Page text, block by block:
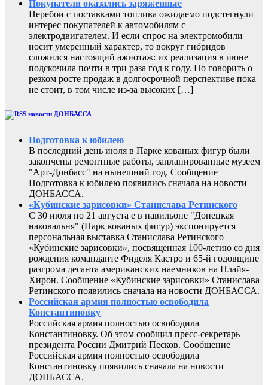
Покупатели оказались заряженные
Перебои с поставками топлива ожидаемо подстегнули
интерес покупателей к автомобилям с
электродвигателем. И если спрос на электромобили
носит умеренный характер, то вокруг гибридов
сложился настоящий ажиотаж: их реализация в июне
подскочила почти в три раза год к году. Но говорить о
резком росте продаж в долгосрочной перспективе пока
не стоит, в том числе из-за высоких […]
новости ДОНБАССА
Подготовка к юбилею
В последний день июля в Парке кованых фигур были
закончены ремонтные работы, запланированные музеем
"Арт-Донбасс" на нынешний год. Сообщение
Подготовка к юбилею появились сначала на новости
ДОНБАССА.
«Кубинские зарисовки» Станислава Ретинского
С 30 июля по 21 августа е в павильоне "Донецкая
наковальня" (Парк кованых фигур) экспонируется
персональная выставка Станислава Ретинского
«Кубинские зарисовки», посвященная 100-летию со дня
рождения команданте Фиделя Кастро и 65-й годовщине
разгрома десанта американских наемников на Плайя-
Хирон. Сообщение «Кубинские зарисовки» Станислава
Ретинского появились сначала на новости ДОНБАССА.
Российская армия полностью освободила
Константиновку
Российская армия полностью освободила
Константиновку. Об этом сообщил пресс-секретарь
президента России Дмитрий Песков. Сообщение
Российская армия полностью освободила
Константиновку появились сначала на новости
ДОНБАССА.